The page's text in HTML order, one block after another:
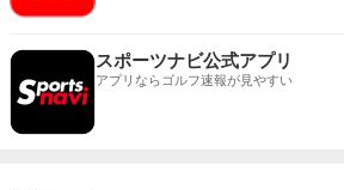
スポーツナビ公式アプリ
アプリならゴルフ速報が見やすい